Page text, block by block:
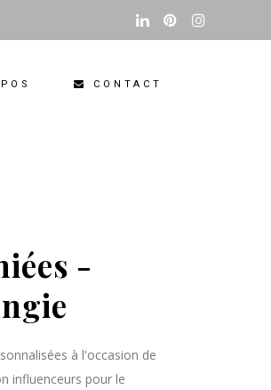
CONTACT
-
à l'occasion de
influenceurs pour le